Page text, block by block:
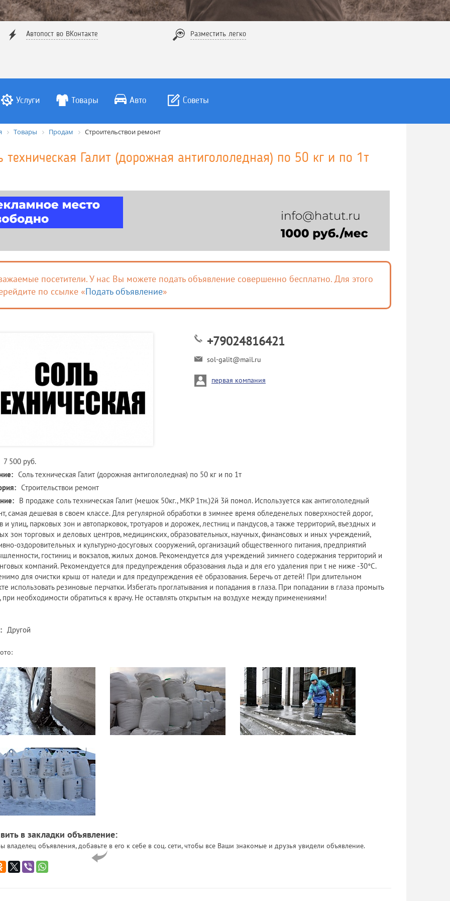
Автопост во ВКонтакте Разместить легко
Услуги Товары Авто Советы
Товары Продам Строительствои ремонт
техническая Галит (дорожная антигололедная) по 50 кг и по 1т
посетители. У нас Вы можете подать объявление совершенно бесплатно. Для этого
по ссылке «Подать объявление»
+79024816421
sol-galit@mail.ru
первая компания
7 500 руб.
Соль техническая Галит (дорожная антигололедная) по 50 кг и по 1т
Строительствои ремонт
В продаже соль техническая Галит (мешок 50кг., МКР 1тн.)2й 3й помол. Используется как антигололедный
самая дешевая в своем классе. Для регулярной обработки в зимнее время обледенелых поверхностей дорог,
и улиц, парковых зон и автопарковок, тротуаров и дорожек, лестниц и пандусов, а также территорий, въездных и
зон торговых и деловых центров, медицинских, образовательных, научных, финансовых и иных учреждений,
оздоровительных и культурно-досуговых сооружений, организаций общественного питания, предприятий
гостиниц и вокзалов, жилых домов. Рекомендуется для учреждений зимнего содержания территорий и
компаний. Рекомендуется для предупреждения образования льда и для его удаления при t не ниже -30°С.
для очистки крыш от наледи и для предупреждения её образования. Беречь от детей! При длительном
использовать резиновые перчатки. Избегать проглатывания и попадания в глаза. При попадании в глаза промыть
при необходимости обратиться к врачу. Не оставлять открытым на воздухе между применениями!
Другой
в закладки объявление:
владелец объявления, добавьте в его к себе в соц. сети, чтобы все Ваши знакомые и друзья увидели объявление.